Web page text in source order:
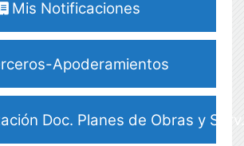
Mis Notificaciones
Apoderamientos
Doc. Planes de Obras y Serv.